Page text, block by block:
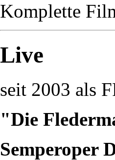
Komplette
Live
seit 2003 als
"Die
Semperoper